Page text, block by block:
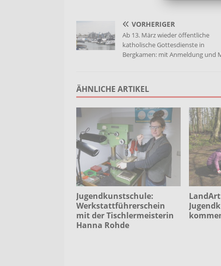
VORHERIGER
Ab 13. März wieder öffentliche
katholische Gottesdienste in
Bergkamen: mit Anmeldung und
ÄHNLICHE ARTIKEL
Jugendkunstschule:
Werkstattführerschein
mit der Tischlermeisterin
Hanna Rohde